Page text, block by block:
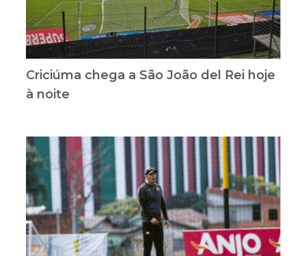
Criciúma chega a São João del Rei hoje
à noite